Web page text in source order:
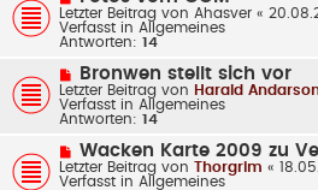
e
i
t
r
e
u
e
r
B
e
i
t
r
g
Letzter Beitrag von Ahasver «
Verfasst in Allgemeines
Antworten: 14
N
e
u
e
r
B
i
t
Bronwen stellt sich vor
Letzter Beitrag von Harald
Verfasst in Allgemeines
Antworten: 14
N
e
u
Wacken Karte 2009 zu
Letzter Beitrag von Thorgrim «
Verfasst in Allgemeines